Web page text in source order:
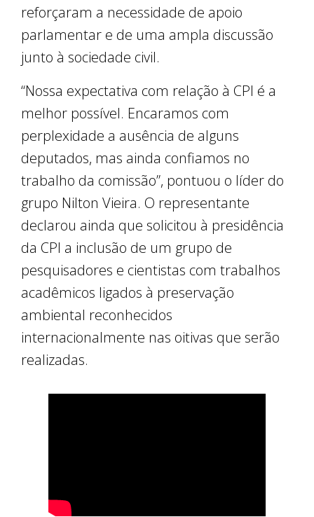
reforçaram a necessidade de apoio
parlamentar e de uma ampla discussão
junto à sociedade civil.
“Nossa expectativa com relação à CPI é a
melhor possível. Encaramos com
perplexidade a ausência de alguns
deputados, mas ainda confiamos no
trabalho da comissão”, pontuou o líder do
grupo Nilton Vieira. O representante
declarou ainda que solicitou à presidência
da CPI a inclusão de um grupo de
pesquisadores e cientistas com trabalhos
acadêmicos ligados à preservação
ambiental reconhecidos
internacionalmente nas oitivas que serão
realizadas.